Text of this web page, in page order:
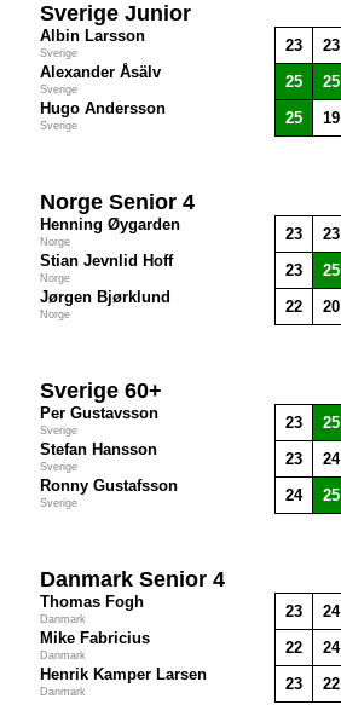
Sverige Junior
Albin Larsson
Sverige 23 23
Alexander Åsälv
Sverige 25 25
Hugo Andersson
Sverige 25 19
Norge Senior 4
Henning Øygarden
Norge 23 23
Stian Jevnlid Hoff
Norge 23 25
Jørgen Bjørklund
Norge 22 20
Sverige 60+
Per Gustavsson
Sverige 23 25
Stefan Hansson
Sverige 23 24
Ronny Gustafsson
Sverige 24 25
Danmark Senior 4
Thomas Fogh
Danmark 23 24
Mike Fabricius
Danmark 22 24
Henrik Kamper Larsen
Danmark 23 22